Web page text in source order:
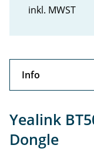
inkl. MWST
Info
Yealink
Dongle